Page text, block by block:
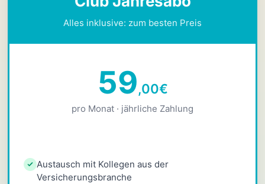
Alles inklusive: zum besten Preis
59,00€
pro Monat · jährliche Zahlung
Austausch mit Kollegen aus der
Versicherungsbranche